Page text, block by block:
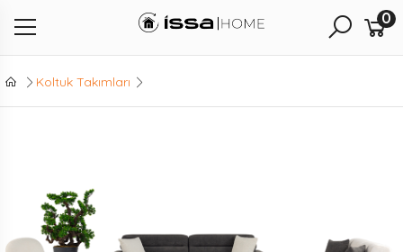
0
Koltuk Takımları